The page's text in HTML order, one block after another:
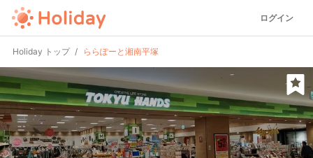
ログイン
Holiday トップ ららぽーと湘南平塚